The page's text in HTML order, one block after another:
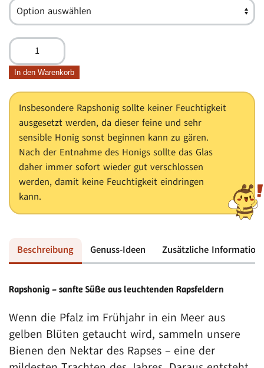
Rapsblütenhonig
Menge
In den Warenkorb
Insbesondere Rapshonig sollte keiner Feuchtigkeit
ausgesetzt werden, da dieser feine und sehr
sensible Honig sonst beginnen kann zu gären.
Nach der Entnahme des Honigs sollte das Glas
daher immer sofort wieder gut verschlossen
werden, damit keine Feuchtigkeit eindringen
kann.
Beschreibung Genuss-Ideen Zusätzliche
Rapshonig– sanfte Süße aus leuchtenden Rapsfeldern
Wenn die Pfalz im Frühjahr in ein Meer aus
gelben Blüten getaucht wird, sammeln unsere
Bienen den Nektar des Rapses – eine der